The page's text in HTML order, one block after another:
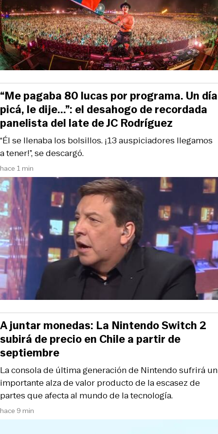
hace 1 min
“Él se llenaba los bolsillos. ¡13 auspiciadores llegamos
a tener!”, se descargó.
“Me pagaba 80 lucas por programa. Un día
picá, le dije...”: el desahogo de recordada
panelista del late de JC Rodríguez
hace 9 min
La consola de última generación de Nintendo sufrirá un
importante alza de valor producto de la escasez de
partes que afecta al mundo de la tecnología.
A juntar monedas: La Nintendo Switch 2
subirá de precio en Chile a partir de
septiembre